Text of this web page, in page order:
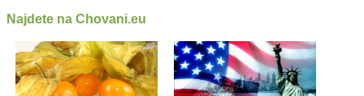
Najdete na Chovani.eu